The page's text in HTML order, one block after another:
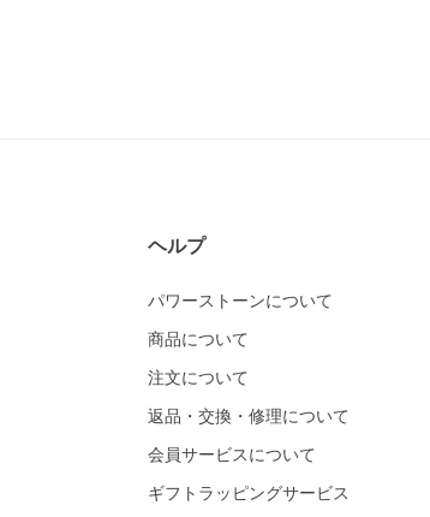
ヘルプ
パワーストーンについて
商品について
注文について
返品・交換・修理について
会員サービスについて
ギフトラッピングサービス